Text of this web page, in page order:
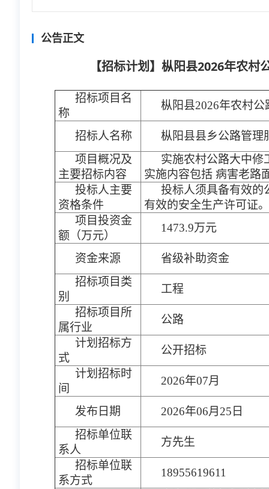
公告正文
【招标计划】枞阳县2026年农
招标项目名
称
枞阳县2026年农村
招标人名称
枞阳县县乡公路管理
项目概况及
主要招标内容
实施农村公路大中修
实施内容包括 病害老路
投标人主要
资格条件
投标人须具备有效的
有效的安全生产许可证
项目投资金
额（万元）
1473.9万元
资金来源
省级补助资金
招标项目类
别
工程
招标项目所
属行业
公路
计划招标方
式
公开招标
计划招标时
间
2026年07月
发布日期
2026年06月25日
招标单位联
系人
方先生
招标单位联
系方式
18955619611